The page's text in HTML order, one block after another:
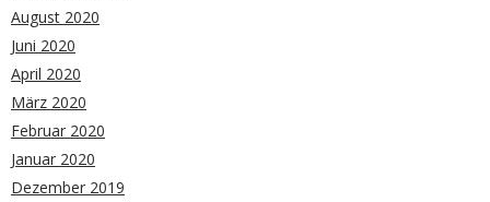
August 2020
Juni 2020
April 2020
März 2020
Februar 2020
Januar 2020
Dezember 2019